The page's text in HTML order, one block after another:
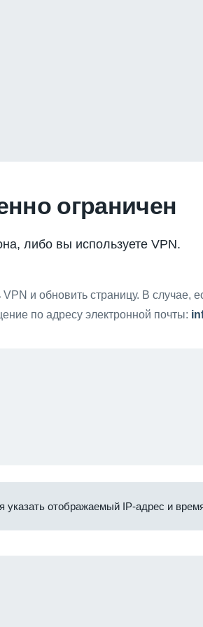
ограничен
либо вы используете VPN.
и обновить страницу. В случае,
по адресу электронной почты:
отображаемый IP-адрес и